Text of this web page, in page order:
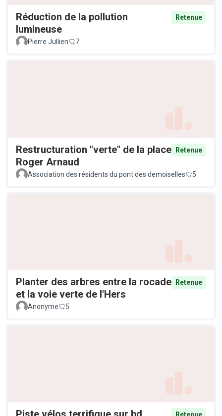
Réduction de la pollution
lumineuse
Retenue
Pierre Jullien 7
Restructuration "verte" de la place
Roger Arnaud
Retenue
Association des résidents du pont des demoiselles 5
Planter des arbres entre la rocade
et la voie verte de l'Hers
Retenue
Anonyme 5